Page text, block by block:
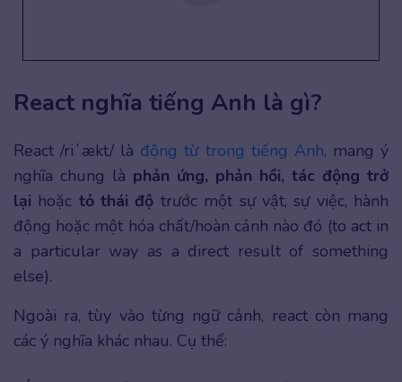
React nghĩa tiếng Anh là gì?
React /riˈækt/ là động từ trong tiếng Anh, mang ý
nghĩa chung là phản ứng, phản hồi, tác động trở
lại hoặc tỏ thái độ trước một sự vật, sự việc, hành
động hoặc một hóa chất/hoàn cảnh nào đó (to act in
a particular way as a direct result of something
else).
Ngoài ra, tùy vào từng ngữ cảnh, react còn mang
các ý nghĩa khác nhau. Cụ thể: